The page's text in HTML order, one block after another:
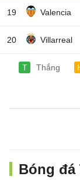
19 Valencia
20 Villarreal
T Thắng
Bóng đá